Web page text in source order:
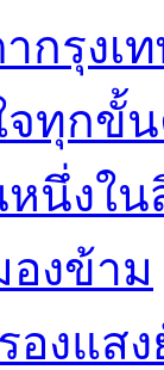
กรุงเ
จทุกขั้
หนึ่งใ
งข้าม
งแส